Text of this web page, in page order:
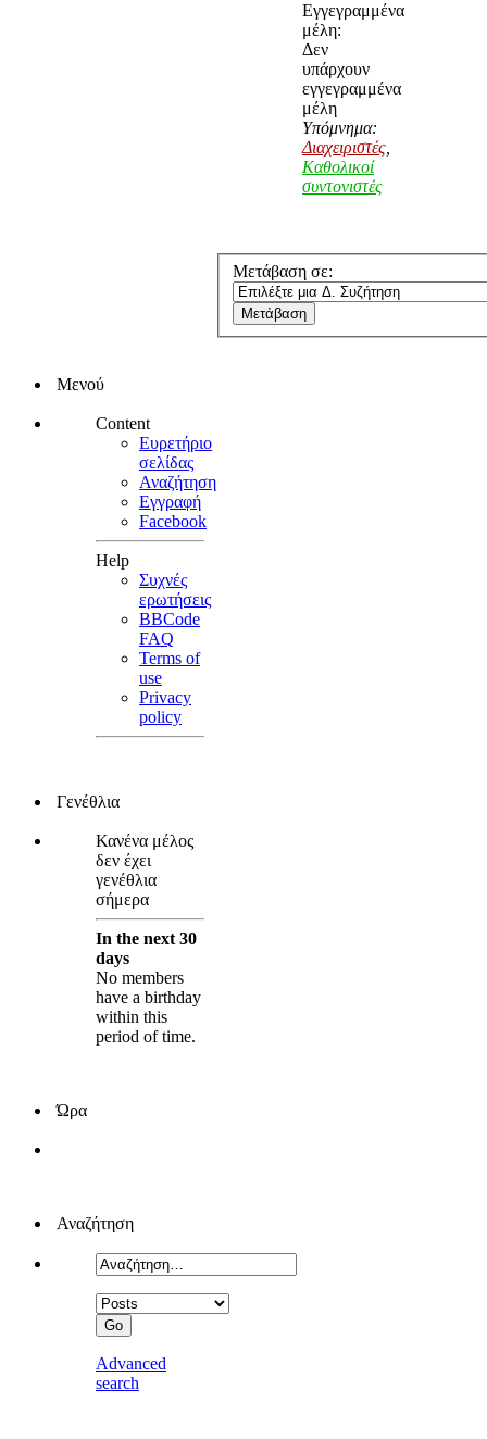
Εγγεγραμμένα
μέλη:
Δεν
υπάρχουν
εγγεγραμμένα
μέλη
Υπόμνημα:
Διαχειριστές
Καθολικοί
συντονιστές
Μετάβαση σε:
Μενού
Content
Ευρετήριο
σελίδας
Αναζήτηση
Εγγραφή
Facebook
Help
Συχνές
ερωτήσεις
BBCode
FAQ
Terms of
use
Privacy
policy
Γενέθλια
Κανένα μέλος
δεν έχει
γενέθλια
σήμερα
In the next 30
days
No members
have a birthday
within this
period of time.
Ώρα
Αναζήτηση
Advanced
search